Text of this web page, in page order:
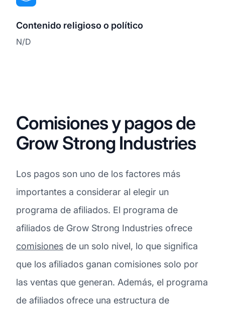
Contenido religioso o político
N/D
Comisiones y pagos de
Grow Strong Industries
Los pagos son uno de los factores más
importantes a considerar al elegir un
programa de afiliados. El programa de
afiliados de Grow Strong Industries ofrece
comisiones de un solo nivel, lo que significa
que los afiliados ganan comisiones solo por
las ventas que generan. Además, el programa
de afiliados ofrece una estructura de